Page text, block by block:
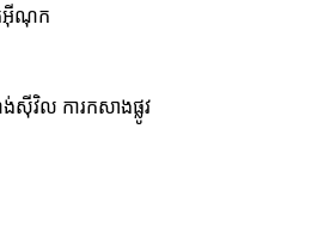
កអ៊ីណុក
ស៊ីវិល ការកសាងផ្លូវ